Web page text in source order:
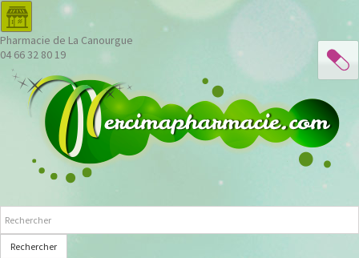
Pharmacie de La Canourgue
04 66 32 80 19
Rechercher